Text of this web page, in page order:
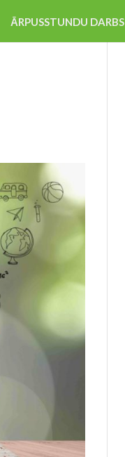
ĀRPUSSTUNDU DARBS